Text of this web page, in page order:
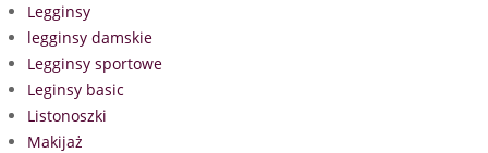
Legginsy
legginsy damskie
Legginsy sportowe
Leginsy basic
Listonoszki
Makijaż